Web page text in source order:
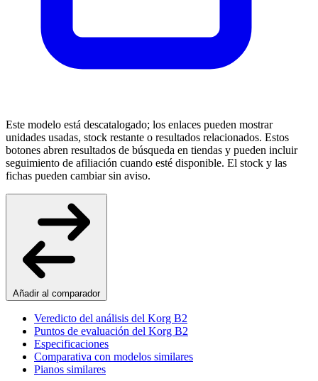
Este modelo está descatalogado; los enlaces pueden mostrar
unidades usadas, stock restante o resultados relacionados. Estos
botones abren resultados de búsqueda en tiendas y pueden incluir
seguimiento de afiliación cuando esté disponible. El stock y las
fichas pueden cambiar sin aviso.
Añadir al comparador
Veredicto del análisis del Korg B2
Puntos de evaluación del Korg B2
Especificaciones
Comparativa con modelos similares
Pianos similares